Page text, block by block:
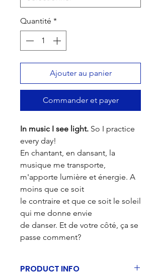
Quantité *
Ajouter au panier
Commander et payer
In music I see light. So I practice
every day!
En chantant, en dansant, la
musique me transporte,
m'apporte lumière et énergie. A
moins que ce soit
le contraire et que ce soit le soleil
qui me donne envie
de danser. Et de votre côté, ça se
passe comment?
PRODUCT INFO